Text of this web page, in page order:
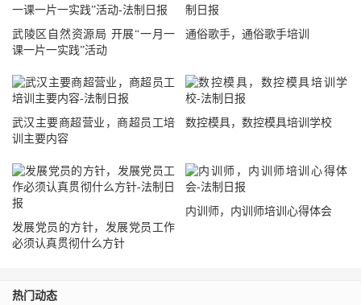
武陵区自然资源局 开展“一月一
课一片一实践”活动
通俗歌手，通俗歌手培训
武汉主要商超营业，商超员工培
训主要内容
数控模具，数控模具培训学校
发展党员的方针，发展党员工作
必须认真贯彻什么方针
内训师，内训师培训心得体会
热门动态